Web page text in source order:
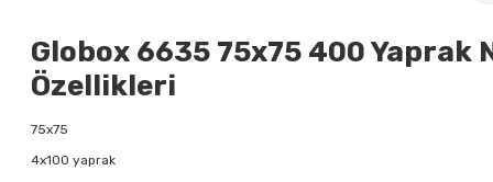
Globox 6635 75x75 400 Yaprak
Özellikleri
75x75
4x100 yaprak